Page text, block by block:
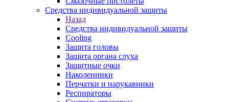
Средства индивидуальной защиты
Назад
Средства индивидуальной защиты
Cooling
Защита головы
Защита органа слуха
Защитные очки
Наколенники
Перчатки и нарукавники
Респираторы